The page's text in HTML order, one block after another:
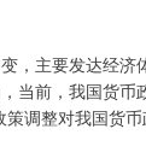
主要发达经济
当前，我国货币
策调整对我国货